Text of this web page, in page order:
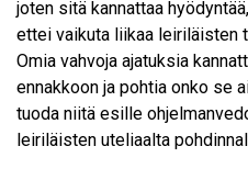
joten sitä kannattaa
ettei vaikuta liikaa leiriläisten
Omia vahvoja ajatuksia
ennakkoon ja pohtia onko se
tuoda niitä esille
leiriläisten uteliaalta